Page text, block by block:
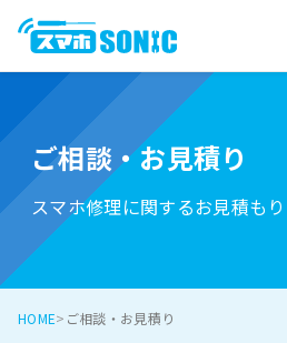
ご相談・お見積り
スマホ修理に関するお見積も
HOME ご相談・お見積り